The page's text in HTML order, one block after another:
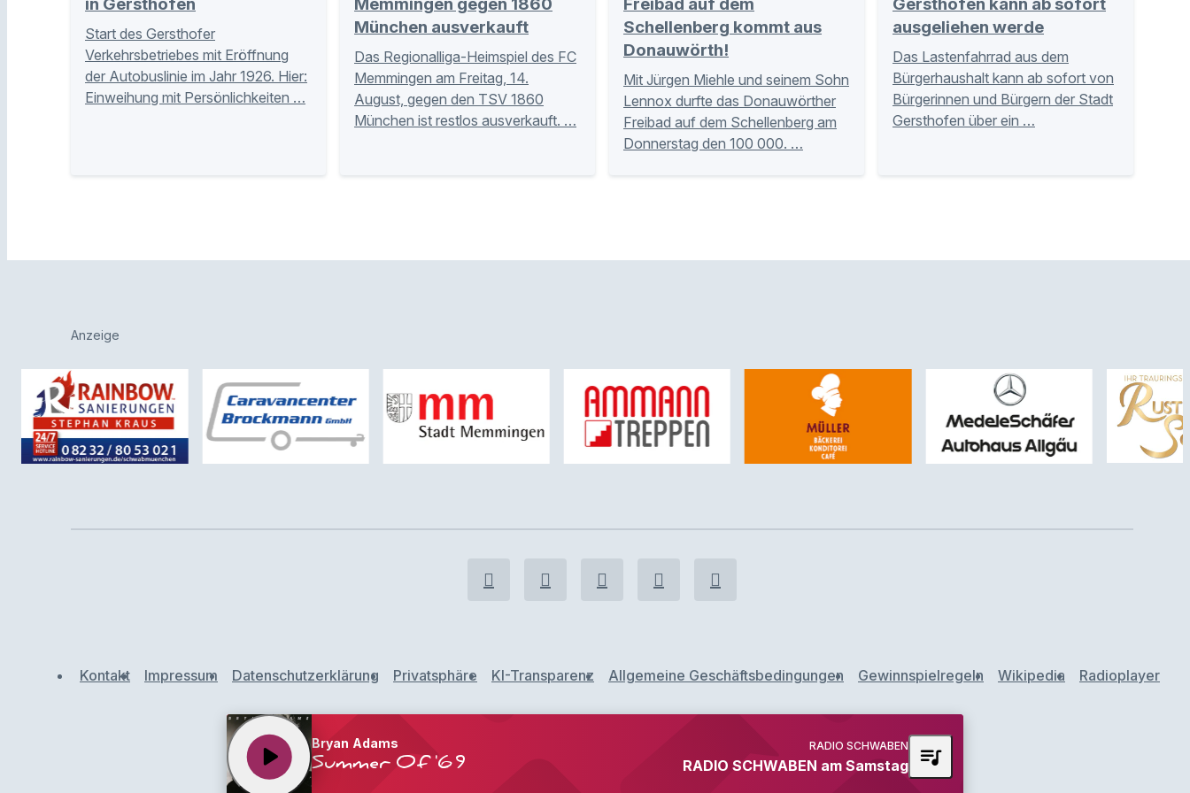
in Gersthofen
Start des Gersthofer
Verkehrsbetriebes mit Eröffnung
der Autobuslinie im Jahr 1926. Hier:
Einweihung mit Persönlichkeiten …
Memmingen gegen 1860
München ausverkauft
Das Regionalliga-Heimspiel des FC
Memmingen am Freitag, 14.
August, gegen den TSV 1860
München ist restlos ausverkauft. …
Freibad auf dem
Schellenberg kommt aus
Donauwörth!
Mit Jürgen Miehle und seinem Sohn
Lennox durfte das Donauwörther
Freibad auf dem Schellenberg am
Donnerstag den 100 000. …
Gersthofen kann ab sofort
ausgeliehen werde
Das Lastenfahrrad aus dem
Bürgerhaushalt kann ab sofort von
Bürgerinnen und Bürgern der Stadt
Gersthofen über ein …
Anzeige
Kontakt Impressum Datenschutzerklärung Privatsphäre KI-Transparenz Allgemeine Geschäftsbedingungen Gewinnspielregeln Wikipedia Radioplayer
Bryan Adams
Summer Of '69
play_arrow RADIO SCHWABEN am Samstag
RADIO SCHWABEN queue_music